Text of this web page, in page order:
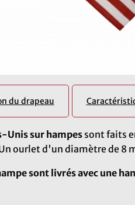
du drapeau
Unis sur hampessont faits
ourlet d'un diamètre de 8
sont livrés avec une